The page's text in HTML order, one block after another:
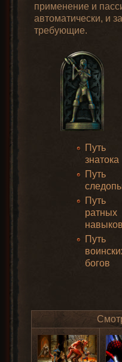
применение и
автоматически, и
требующие.
Путь
знатока
Путь
Путь
ратных
навыков
Путь
богов